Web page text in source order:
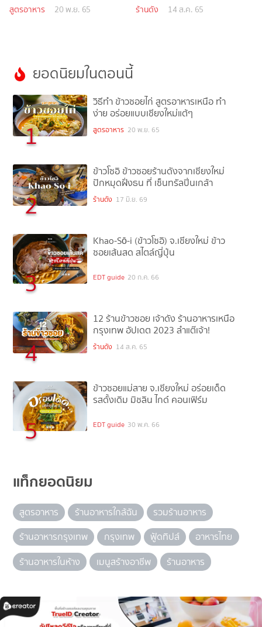
สูตรอาหาร 20 พ.ย. 65 ร้านดัง 14 ส.ค. 65
ยอดนิยมในตอนนี้
1
วิธีทำ ข้าวซอยไก่ สูตรอาหารเหนือ ทำ
ง่าย อร่อยแบบเชียงใหม่แต้ๆ
สูตรอาหาร 20 พ.ย. 65
2
ข้าวโซอิ ข้าวซอยร้านดังจากเชียงใหม่
ปักหมุดฝั่งธน ที่ เซ็นทรัลปิ่นเกล้า
ร้านดัง 17 มิ.ย. 69
3
Khao-Sō-i (ข้าวโซอิ) จ.เชียงใหม่ ข้าว
ซอยเส้นสด สไตล์ญี่ปุ่น
EDT guide 20 ก.ค. 66
4
12 ร้านข้าวซอย เจ้าดัง ร้านอาหารเหนือ
กรุงเทพ อัปเดต 2023 ลำแต๊เจ้า!
ร้านดัง 14 ส.ค. 65
5
ข้าวซอยแม่สาย จ.เชียงใหม่ อร่อยเด็ด
รสดั้งเดิม มิชลิน ไกด์ คอนเฟิร์ม
EDT guide 30 พ.ค. 66
แท็กยอดนิยม
สูตรอาหาร ร้านอาหารใกล้ฉัน
รวมร้านอาหาร
ร้านอาหารกรุงเทพ
กรุงเทพ ฟู้ดทิปส์
อาหารไทย
ร้านอาหารในห้าง
เมนูสร้างอาชีพ ร้านอาหาร